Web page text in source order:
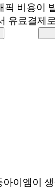
픽 비용이
유료결제
이엠이